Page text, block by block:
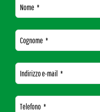
Nome *
Cognome *
Indirizzo e-mail *
Telefono *